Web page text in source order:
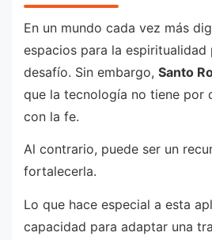
En un mundo cada vez más
espacios para la espiritualidad
desafío. Sin embargo, Santo
que la tecnología no tiene por
con la fe.
Al contrario, puede ser un
fortalecerla.
Lo que hace especial a esta
capacidad para adaptar una